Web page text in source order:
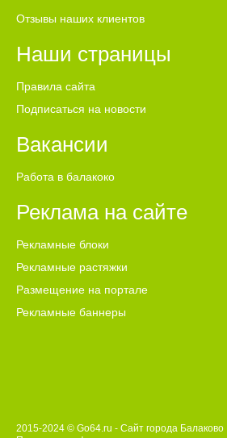
Отзывы наших клиентов
Наши страницы
Правила сайта
Подписаться на новости
Вакансии
Работа в балакоко
Реклама на сайте
Рекламные блоки
Рекламные растяжки
Размещение на портале
Рекламные баннеры
2015-2024 © Go64.ru - Сайт города Балаково